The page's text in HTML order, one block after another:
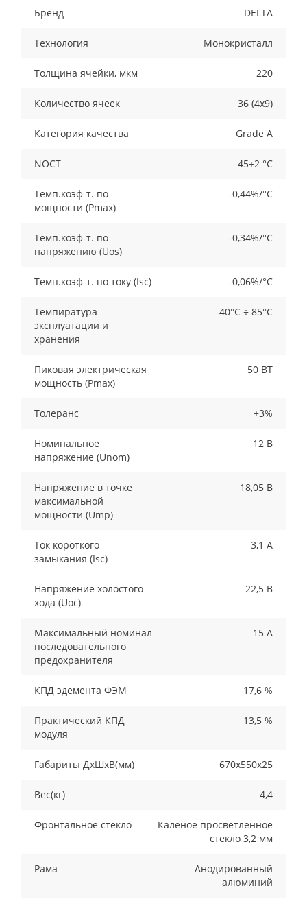
Бренд DELTA
Технология Монокристалл
Толщина ячейки, мкм 220
Количество ячеек 36 (4х9)
Категория качества Grade A
NOCT 45±2 °C
Темп.коэф-т. по
мощности (Рmax)
-0,44%/°С
Темп.коэф-т. по
напряжению (Uos)
-0,34%/°С
Темп.коэф-т. по току (Isc) -0,06%/°С
Темпиратура
эксплуатации и
хранения
-40°С ÷ 85°С
Пиковая электрическая
мощность (Pmax)
50 ВТ
Толеранс +3%
Номинальное
напряжение (Unom)
12 В
Напряжение в точке
максимальной
мощности (Ump)
18,05 В
Ток короткого
замыкания (Isc)
3,1 А
Напряжение холостого
хода (Uoc)
22,5 В
Максимальный номинал
последовательного
предохранителя
15 А
КПД эдемента ФЭМ 17,6 %
Практический КПД
модуля
13,5 %
Габариты ДхШхВ(мм) 670х550х25
Вес(кг) 4,4
Фронтальное стекло
Калёное просветленное
стекло 3,2 мм
Рама
Анодированный
алюминий